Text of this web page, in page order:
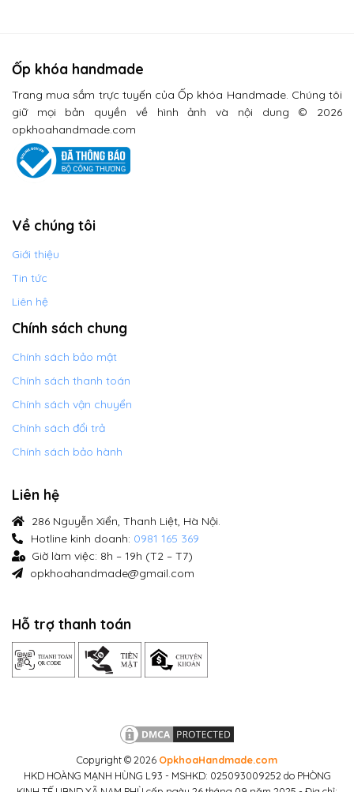
Ốp khóa handmade
Trang mua sắm trực tuyến của Ốp khóa Handmade. Chúng tôi
giữ mọi bản quyền về hình ảnh và nội dung © 2026
opkhoahandmade.com
Về chúng tôi
Giới thiệu
Tin tức
Liên hệ
Chính sách chung
Chính sách bảo mật
Chính sách thanh toán
Chính sách vận chuyển
Chính sách đổi trả
Chính sách bảo hành
Liên hệ
286 Nguyễn Xiển, Thanh Liệt, Hà Nội.
Hotline kinh doanh: 0981 165 369
Giờ làm việc: 8h – 19h (T2 – T7)
opkhoahandmade@gmail.com
Hỗ trợ thanh toán
Copyright © 2026 OpkhoaHandmade.com
HKD HOÀNG MẠNH HÙNG L93 - MSHKD: 025093009252 do PHÒNG